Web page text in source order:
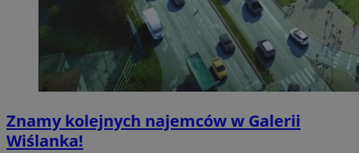
Znamy kolejnych najemców w Galerii
Wiślanka!